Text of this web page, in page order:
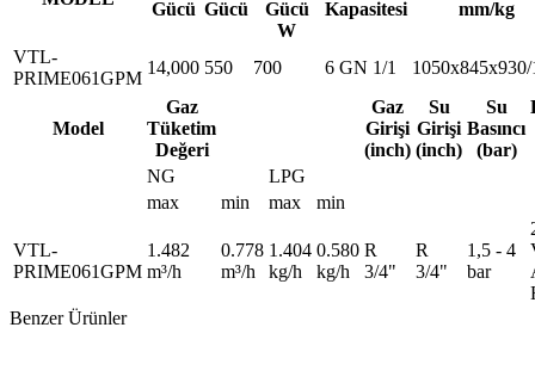
Gücü Gücü
Gücü
W
Kapasitesi mm/kg
VTL-
PRIME061GPM
14,000 550 700 6 GN 1/1 1050x845x930/
Model
Gaz
Tüketim
Değeri
Gaz
Girişi
(inch)
Su
Girişi
(inch)
Su
Basıncı
(bar)
NG
LPG
max
min max min
VTL-
PRIME061GPM
1.482
m³/h
0.778
m³/h
1.404
kg/h
0.580
kg/h
R
3/4"
R
3/4"
1,5 - 4
bar
Benzer Ürünler